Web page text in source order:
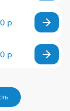
р
р